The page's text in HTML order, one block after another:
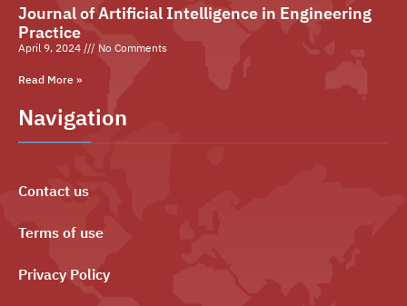
Journal of Artificial Intelligence in Engineering
Practice
April 9, 2024
No Comments
Read More »
Navigation
Contact us
Terms of use
Privacy Policy